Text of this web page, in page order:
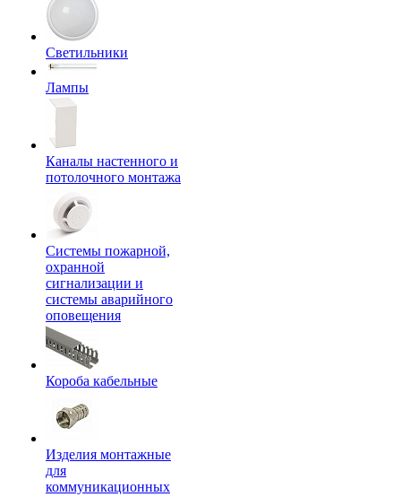
Светильники
Лампы
Каналы настенного и
потолочного монтажа
Системы пожарной,
охранной
сигнализации и
системы аварийного
оповещения
Короба кабельные
Изделия монтажные
для
коммуникационных